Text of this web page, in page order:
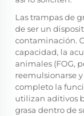
Las trampas de
de ser un
contaminación.
capacidad, la
animales (FOG,
reemulsionarse
completo la
utilizan aditivos
grasa dentro de